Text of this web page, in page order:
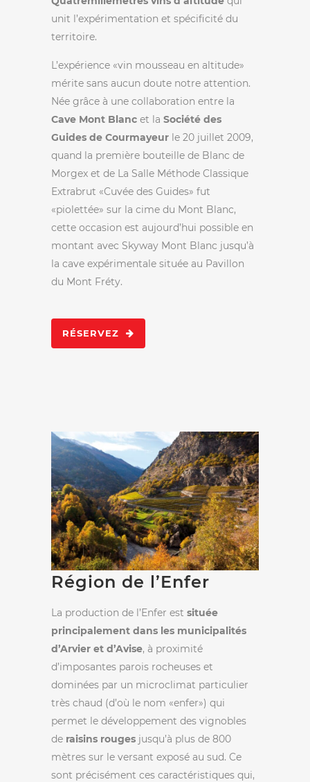
unit l’expérimentation et spécificité du
territoire.
L’expérience «vin mousseau en altitude»
mérite sans aucun doute notre attention.
Née grâce à une collaboration entre la
Cave Mont Blanc et la Société des
Guides de Courmayeur le 20 juillet 2009,
quand la première bouteille de Blanc de
Morgex et de La Salle Méthode Classique
Extrabrut «Cuvée des Guides» fut
«piolettée» sur la cime du Mont Blanc,
cette occasion est aujourd’hui possible en
montant avec Skyway Mont Blanc jusqu’à
la cave expérimentale située au Pavillon
du Mont Fréty.
RÉSERVEZ
Région de l’Enfer
La production de l’Enfer est située
principalement dans les municipalités
d’Arvier et d’Avise, à proximité
d’imposantes parois rocheuses et
dominées par un microclimat particulier
très chaud (d’où le nom «enfer») qui
permet le développement des vignobles
de raisins rouges jusqu’à plus de 800
mètres sur le versant exposé au sud. Ce
sont précisément ces caractéristiques qui,